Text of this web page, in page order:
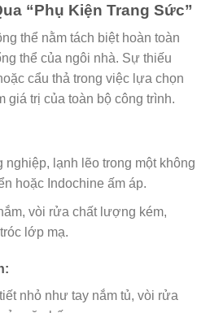
“Phụ Kiện Trang Sức”
thể nằm tách biệt hoàn toàn
thể của ngôi nhà. Sự thiếu
cẩu thả trong việc lựa chọn
giá trị của toàn bộ công trình.
nghiệp, lạnh lẽo trong một không
hoặc Indochine ấm áp.
vòi rửa chất lượng kém,
lớp mạ.
nhỏ như tay nắm tủ, vòi rửa